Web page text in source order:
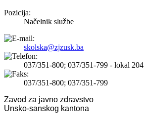
Pozicija:
Načelnik službe
skolska@zjzusk.ba
037/351-800; 037/351-799 - lokal 204
037/351-800; 037/351-799
Zavod za javno zdravstvo
Unsko-sanskog kantona